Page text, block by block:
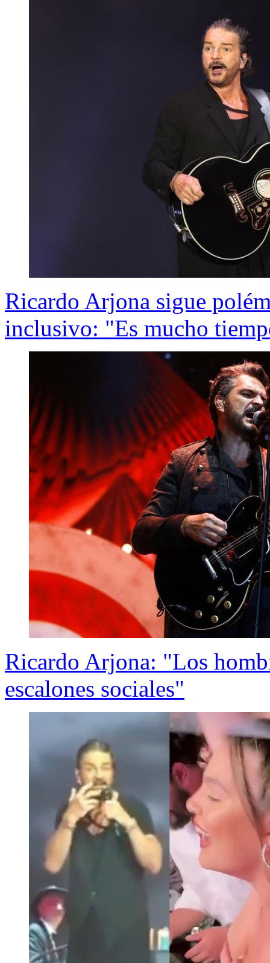
Ricardo Arjona sigue
inclusivo: "Es mucho
Ricardo Arjona: "Los
escalones sociales"